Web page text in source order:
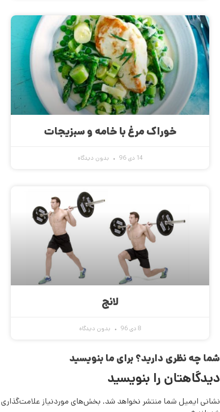
خوراک مرغ با خامه و سبزیجات
14 دی 96 بدون دیدگاه
لانج
8 دی 96 بدون دیدگاه
شما چه نظری دارید؟ برای ما بنویسید
دیدگاهتان را بنویسید
نشانی ایمیل شما منتشر نخواهد شد. بخش‌های موردنیاز علامت‌گذاری